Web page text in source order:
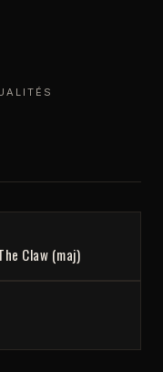
Claw (maj)